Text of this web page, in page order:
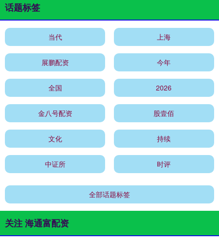
话题标签
当代 上海
展鹏配资 今年
全国 2026
金八号配资 股壹佰
文化 持续
中证所 时评
全部话题标签
关注 海通富配资